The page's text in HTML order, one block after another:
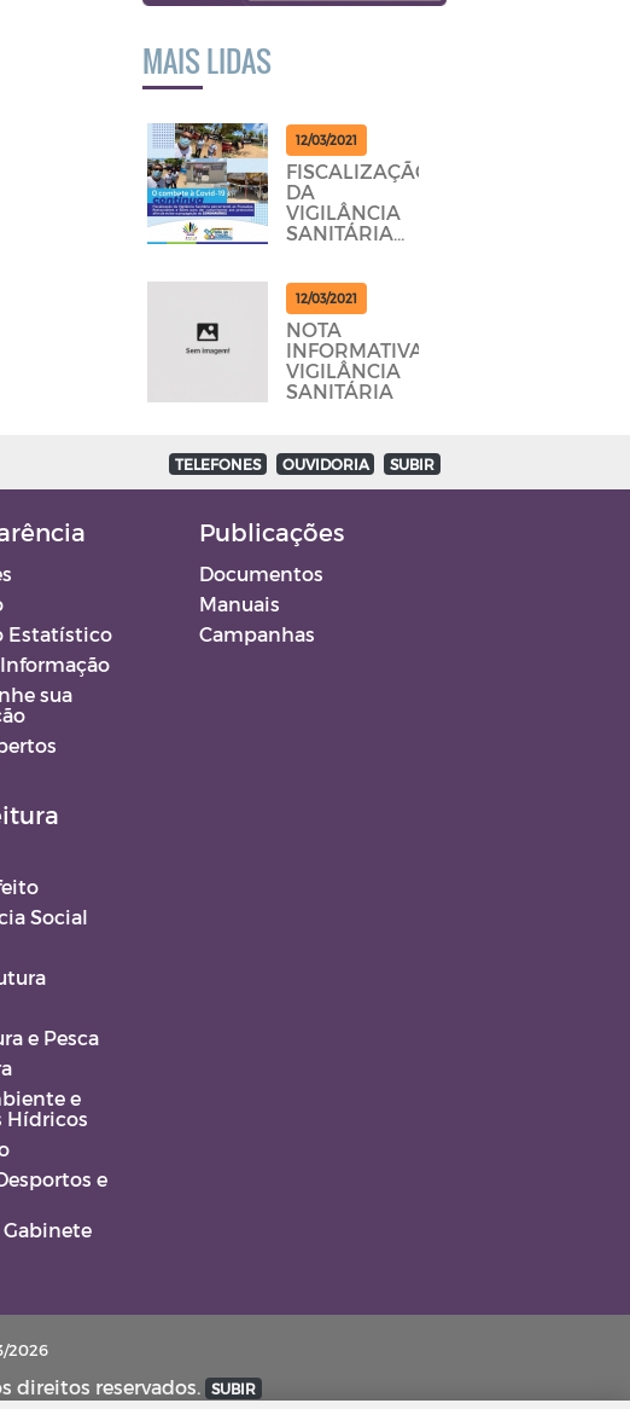
MAIS LIDAS
12/03/2021
FISCALIZAÇÃO
DA
VIGILÂNCIA
SANITÁRIA
POUSADAS,
RESTAURANTES
E BARES
PARA DAR
CUMPRINDO
OS
12/03/2021
NOTA
INFORMATIVA
VIGILÂNCIA
SANITÁRIA
TELEFONES OUVIDORIA SUBIR
Estatístico
sua
Publicações
Documentos
Manuais
Campanhas
Social
e Pesca
e
Hídricos
e
Gabinete
2026
direitos reservados. SUBIR